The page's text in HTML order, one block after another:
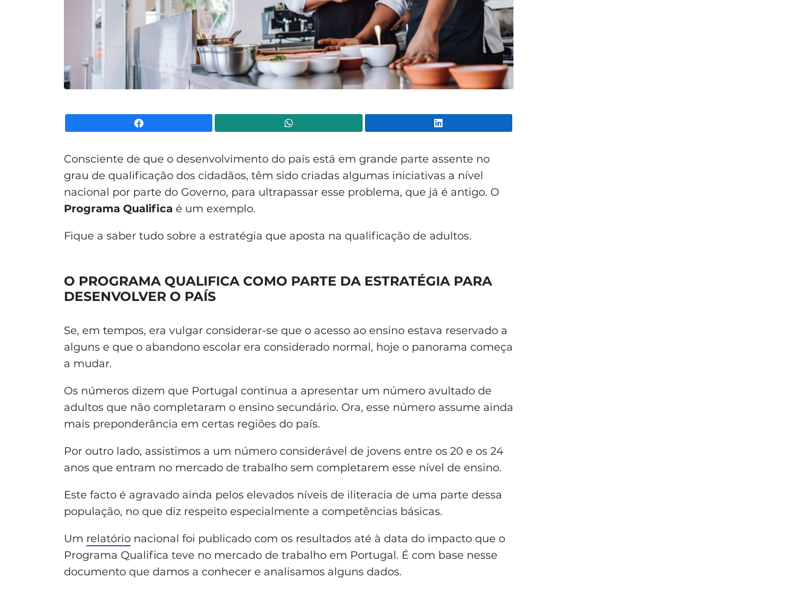
Consciente de que o desenvolvimento do país está em grande parte assente no
grau de qualificação dos cidadãos, têm sido criadas algumas iniciativas a nível
nacional por parte do Governo, para ultrapassar esse problema, que já é antigo. O
Programa Qualifica é um exemplo.
Fique a saber tudo sobre a estratégia que aposta na qualificação de adultos.
O PROGRAMA QUALIFICA COMO PARTE DA ESTRATÉGIA PARA
DESENVOLVER O PAÍS
Se, em tempos, era vulgar considerar-se que o acesso ao ensino estava reservado a
alguns e que o abandono escolar era considerado normal, hoje o panorama começa
a mudar.
Os números dizem que Portugal continua a apresentar um número avultado de
adultos que não completaram o ensino secundário. Ora, esse número assume ainda
mais preponderância em certas regiões do país.
Por outro lado, assistimos a um número considerável de jovens entre os 20 e os 24
anos que entram no mercado de trabalho sem completarem esse nível de ensino.
Este facto é agravado ainda pelos elevados níveis de iliteracia de uma parte dessa
população, no que diz respeito especialmente a competências básicas.
Um relatório nacional foi publicado com os resultados até à data do impacto que o
Programa Qualifica teve no mercado de trabalho em Portugal. É com base nesse
documento que damos a conhecer e analisamos alguns dados.